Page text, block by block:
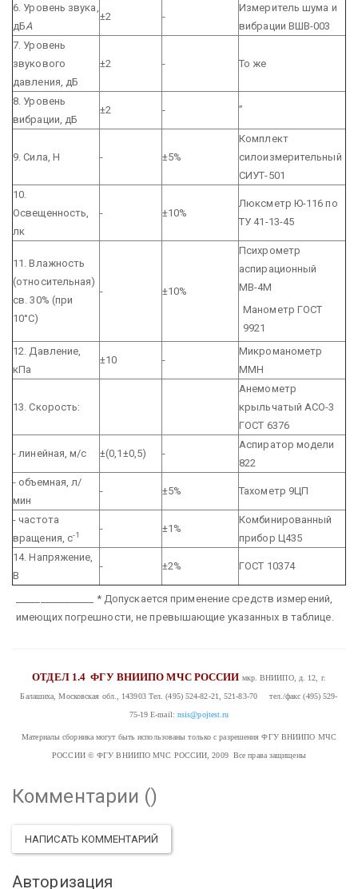
6. Уровень звука,
дБА
±2 -
Измеритель шума и
вибрации ВШВ-003
7. Уровень
звукового
давления, дБ
±2 - То же
8. Уровень
вибрации, дБ
±2 - ”
9. Сила, Н - ±5%
Комплект
силоизмерительный
СИУТ-501
10.
Освещенность,
лк
- ±10%
Люксметр Ю-116 по
ТУ 41-13-45
11. Влажность
(относительная)
св. 30% (при
10°С)
- ±10%
Психрометр
аспирационный
МВ-4М
Манометр ГОСТ
9921
12. Давление,
кПа
±10 -
Микроманометр
ММН
13. Скорость:
Анемометр
крыльчатый АСО-3
ГОСТ 6376
- линейная, м/с ±(0,1±0,5) -
Аспиратор модели
822
- объемная, л/
мин
- ±5% Тахометр 9ЦП
- частота
вращения, с-1
- ±1%
Комбинированный
прибор Ц435
14. Напряжение,
В
- ±2% ГОСТ 10374
* Допускается применение средств измерений,
имеющих погрешности, не превышающие указанных в таблице.
ОТДЕЛ 1.4ФГУ ВНИИПО МЧС РОССИИ мкр. ВНИИПО, д. 12, г.
Балашиха, Московская обл., 143903Тел. (495) 524-82-21, 521-83-70 тел./факс (495) 529-
75-19 E-mail: nsis@pojtest.ru
Материалы сборника могут быть использованы только с разрешения ФГУ ВНИИПО МЧС
РОССИИ© ФГУ ВНИИПО МЧС РОССИИ, 2009 Все права защищены
Комментарии ()
НАПИСАТЬ КОММЕНТАРИЙ
Авторизация